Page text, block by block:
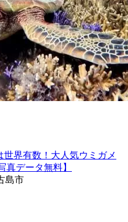
世界有数！大人気ウミガメ
真データ無料】
島市